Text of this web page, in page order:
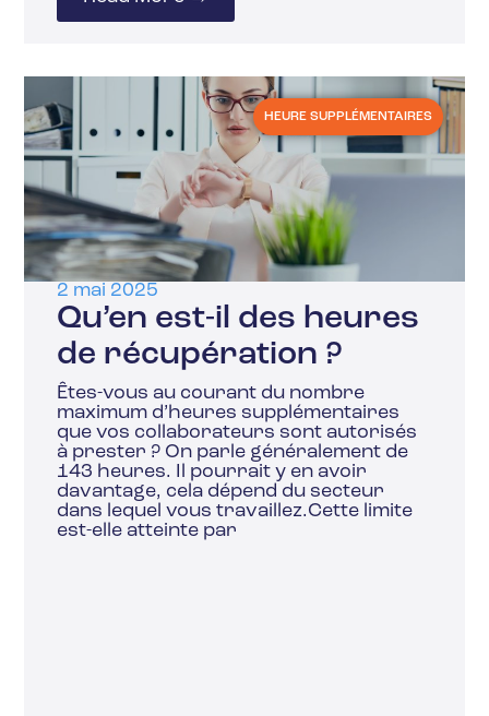
HEURE SUPPLÉMENTAIRES
2 mai 2025
Qu’en est-il des heures
de récupération ?
Êtes-vous au courant du nombre
maximum d’heures supplémentaires
que vos collaborateurs sont autorisés
à prester ? On parle généralement de
143 heures. Il pourrait y en avoir
davantage, cela dépend du secteur
dans lequel vous travaillez.Cette limite
est-elle atteinte par